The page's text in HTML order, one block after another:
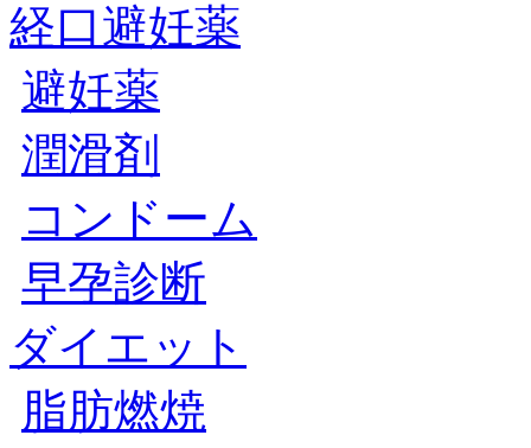
経口避妊薬
避妊薬
潤滑剤
コンドーム
早孕診断
ダイエット
脂肪燃焼